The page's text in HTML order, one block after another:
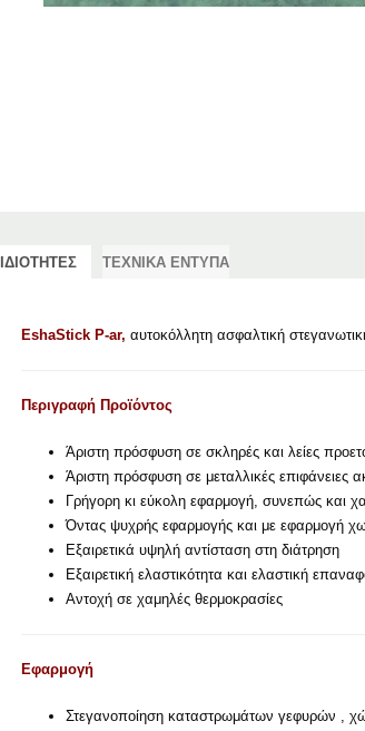
ΙΔΙΟΤΗΤΕΣ ΤΕΧΝΙΚΑ ΕΝΤΥΠΑ
EshaStick P-ar, αυτοκόλλητη ασφαλτική
Περιγραφή Προϊόντος
Άριστη πρόσφυση σε σκληρές και λείες
Άριστη πρόσφυση σε μεταλλικές επιφάνειες
Γρήγορη κι εύκολη εφαρμογή, συνεπώς και
Όντας ψυχρής εφαρμογής και με εφαρμογή
Εξαιρετικά υψηλή αντίσταση στη διάτρηση
Εξαιρετική ελαστικότητα και ελαστική
Αντοχή σε χαμηλές θερμοκρασίες
Εφαρμογή
Στεγανοποίηση καταστρωμάτων γεφυρών ,